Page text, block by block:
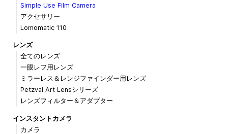
Simple Use Film Camera
アクセサリー
Lomomatic 110
レンズ
全てのレンズ
一眼レフ用レンズ
ミラーレス＆レンジファインダー用レンズ
Petzval Art Lensシリーズ
レンズフィルター＆アダプター
インスタントカメラ
カメラ